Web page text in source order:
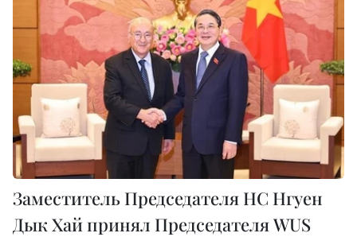
Заместитель Председателя НС Нгуен
Дык Хай принял Председателя WUS